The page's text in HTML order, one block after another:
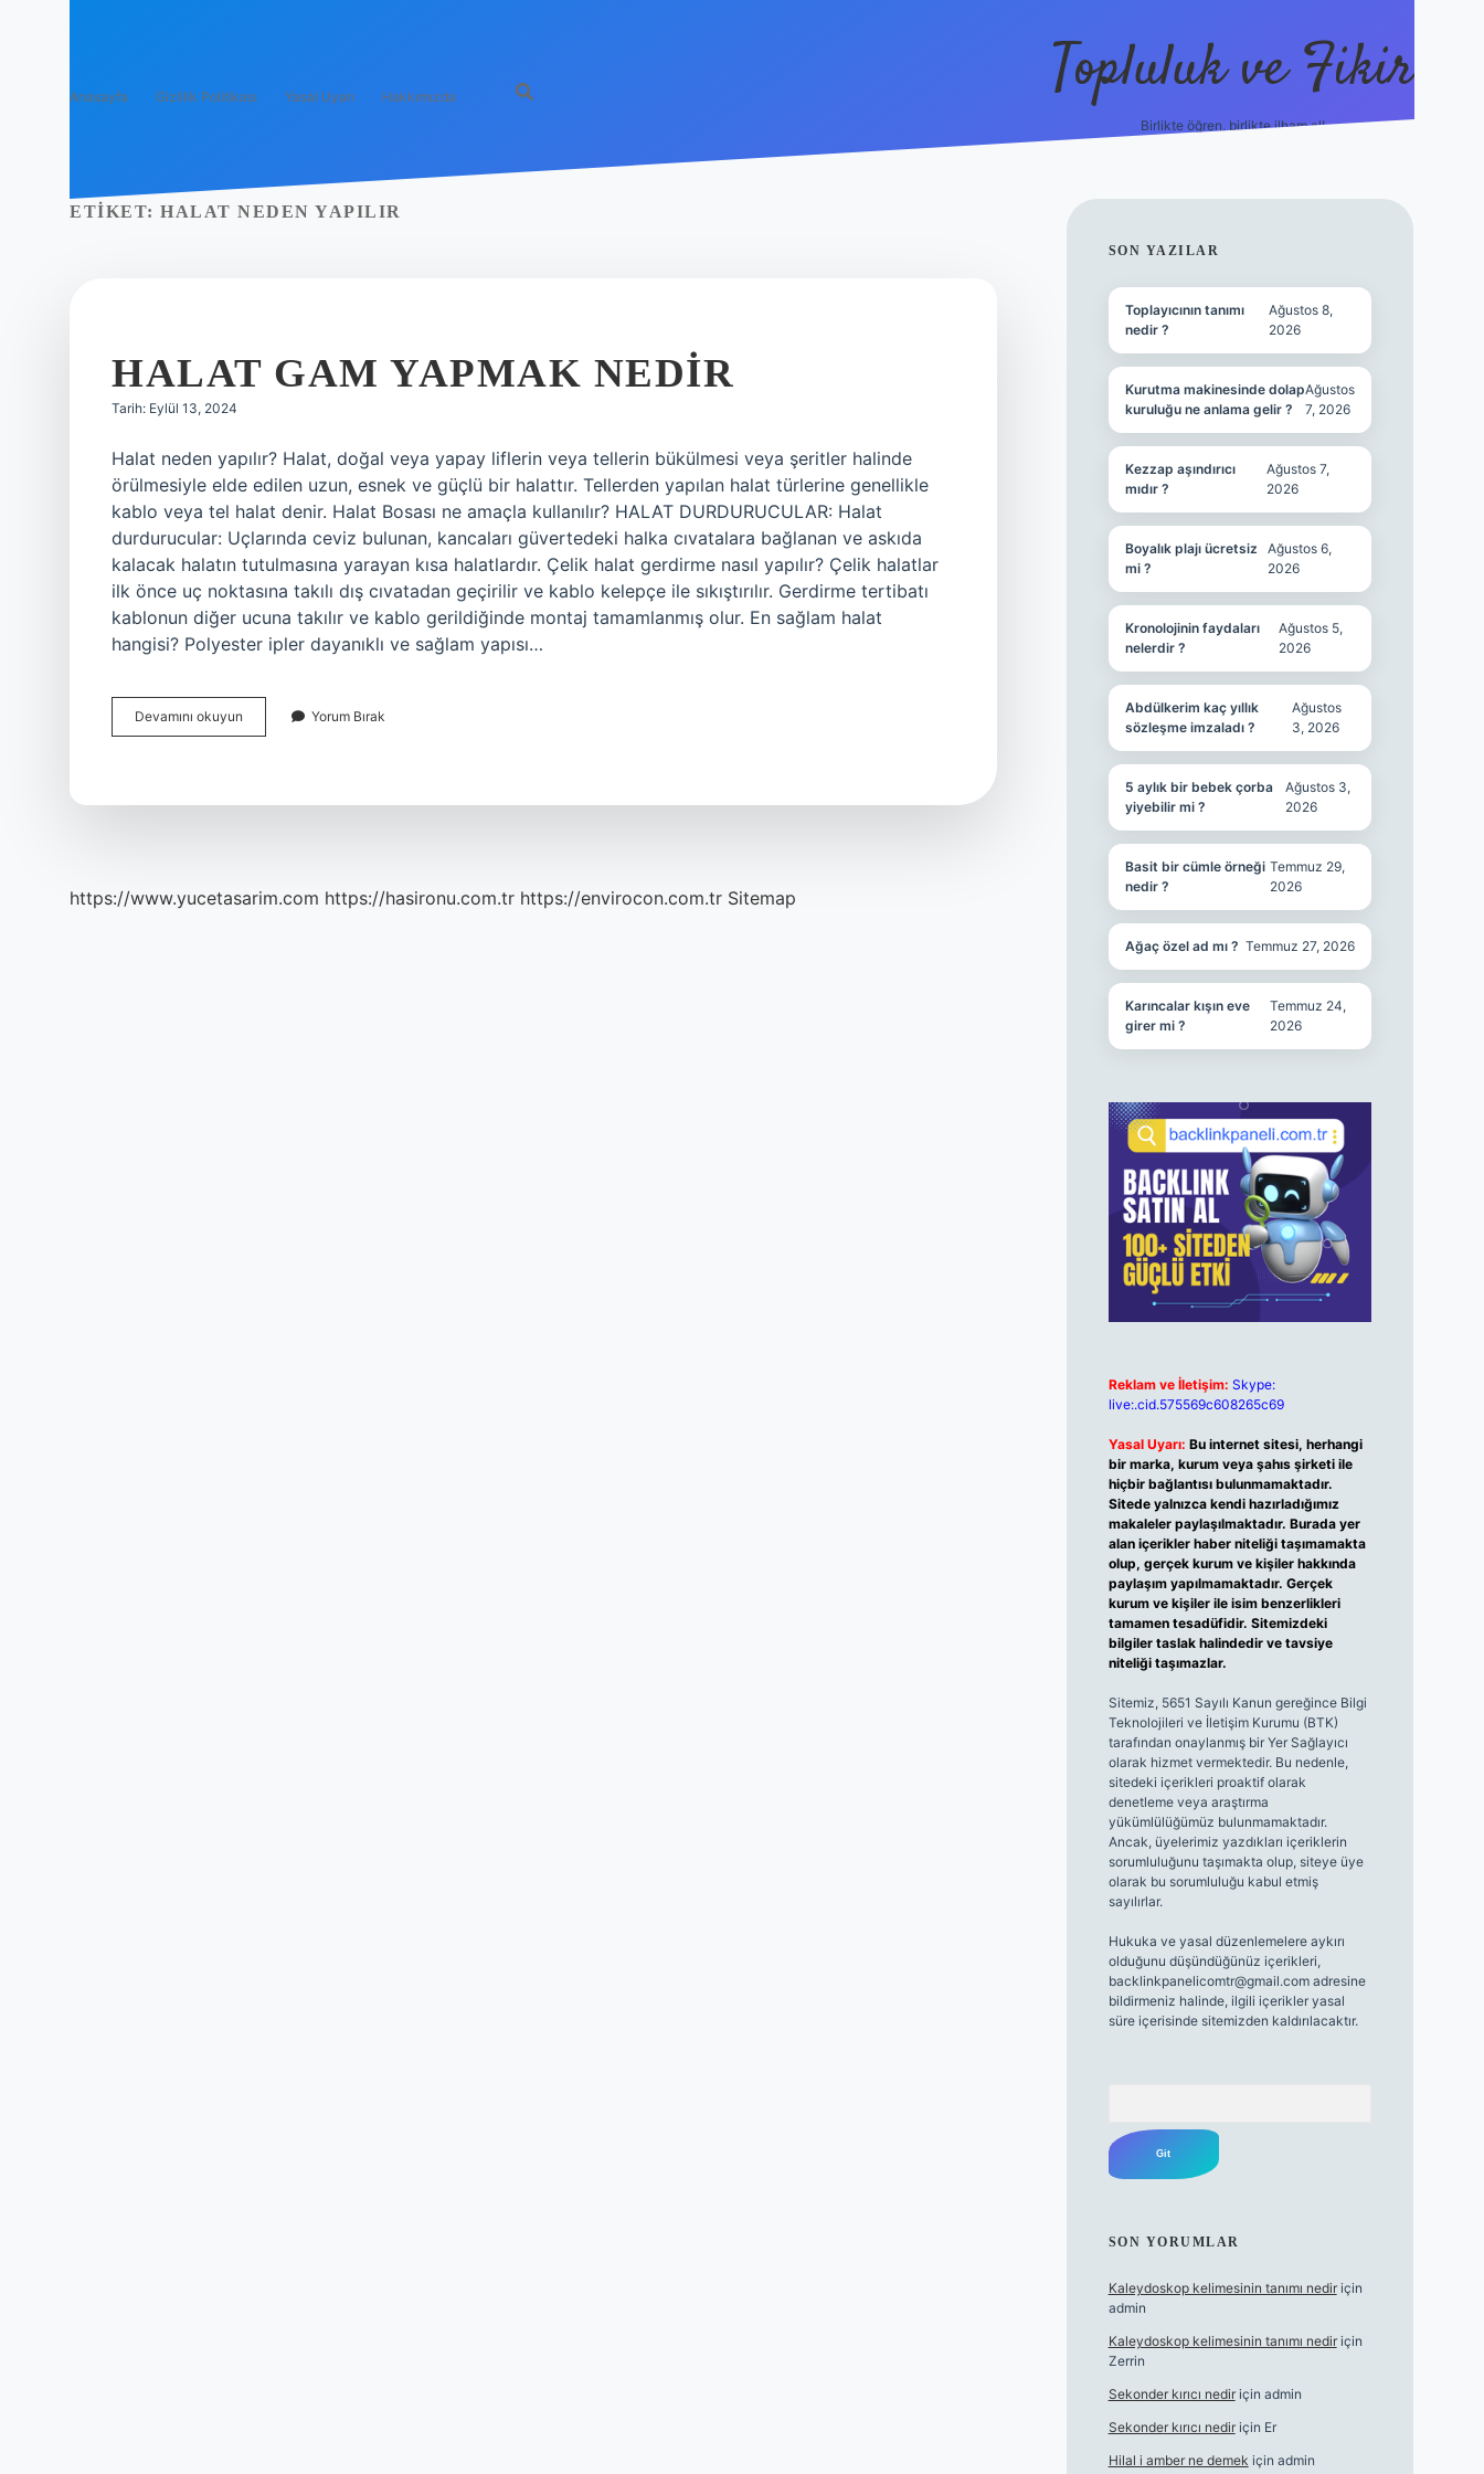
Anasayfa Gizlilik Politikası Yasal Uyarı Hakkımızda Topluluk ve Fikir
Birlikte öğren, birlikte ilham al!
ETIKET: HALAT NEDEN YAPILIR
HALAT GAM YAPMAK NEDIR
Tarih: Eylül 13, 2024
Halat neden yapılır? Halat, doğal veya yapay liflerin veya tellerin bükülmesi veya şeritler halinde
örülmesiyle elde edilen uzun, esnek ve güçlü bir halattır. Tellerden yapılan halat türlerine genellikle
kablo veya tel halat denir. Halat Bosası ne amaçla kullanılır? HALAT DURDURUCULAR: Halat
durdurucular: Uçlarında ceviz bulunan, kancaları güvertedeki halka cıvatalara bağlanan ve askıda
kalacak halatın tutulmasına yarayan kısa halatlardır. Çelik halat gerdirme nasıl yapılır? Çelik halatlar
ilk önce uç noktasına takılı dış cıvatadan geçirilir ve kablo kelepçe ile sıkıştırılır. Gerdirme tertibatı
kablonun diğer ucuna takılır ve kablo gerildiğinde montaj tamamlanmış olur. En sağlam halat
hangisi? Polyester ipler dayanıklı ve sağlam yapısı…
Devamını okuyun
Gam
Yorum Bırak
https://www.yucetasarim.com https://hasironu.com.tr https://envirocon.com.tr Sitemap
SIDEBAR
SON YAZILAR
Toplayıcının tanımı
nedir ?
Ağustos 8,
2026
Kurutma makinesinde dolap
kuruluğu ne anlama gelir ?
Ağustos
7, 2026
Kezzap aşındırıcı
mıdır ?
Ağustos 7,
2026
Boyalık plajı ücretsiz
mi ?
Ağustos 6,
2026
Kronolojinin faydaları
nelerdir ?
Ağustos 5,
2026
Abdülkerim kaç yıllık
sözleşme imzaladı ?
Ağustos
3, 2026
5 aylık bir bebek çorba
yiyebilir mi ?
Ağustos 3,
2026
Basit bir cümle örneği
nedir ?
Temmuz 29,
2026
Ağaç özel ad mı ? Temmuz 27, 2026
Karıncalar kışın eve
girer mi ?
Temmuz 24,
2026
Reklam ve İletişim: Skype:
live:.cid.575569c608265c69
Yasal Uyarı: Bu internet sitesi, herhangi
bir marka, kurum veya şahıs şirketi ile
hiçbir bağlantısı bulunmamaktadır.
Sitede yalnızca kendi hazırladığımız
makaleler paylaşılmaktadır. Burada yer
alan içerikler haber niteliği taşımamakta
olup, gerçek kurum ve kişiler hakkında
paylaşım yapılmamaktadır. Gerçek
kurum ve kişiler ile isim benzerlikleri
tamamen tesadüfidir. Sitemizdeki
bilgiler taslak halindedir ve tavsiye
niteliği taşımazlar.
Sitemiz, 5651 Sayılı Kanun gereğince Bilgi
Teknolojileri ve İletişim Kurumu (BTK)
tarafından onaylanmış bir Yer Sağlayıcı
olarak hizmet vermektedir. Bu nedenle,
sitedeki içerikleri proaktif olarak
denetleme veya araştırma
yükümlülüğümüz bulunmamaktadır.
Ancak, üyelerimiz yazdıkları içeriklerin
sorumluluğunu taşımakta olup, siteye üye
olarak bu sorumluluğu kabul etmiş
sayılırlar.
Hukuka ve yasal düzenlemelere aykırı
olduğunu düşündüğünüz içerikleri,
backlinkpanelicomtr@gmail.comadresine
bildirmeniz halinde, ilgili içerikler yasal
süre içerisinde sitemizden kaldırılacaktır.
SON YORUMLAR
Kaleydoskop kelimesinin tanımı nediriçin
admin
Kaleydoskop kelimesinin tanımı nediriçin
Zerrin
Sekonder kırıcı nediriçin admin
Sekonder kırıcı nediriçin Er
Hilal i amber ne demek için admin
grandoperabet